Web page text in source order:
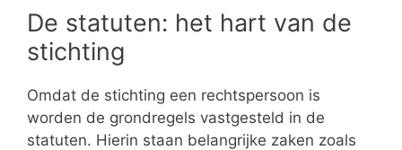
De statuten: het hart van de
stichting
Omdat de stichting een rechtspersoon is
worden de grondregels vastgesteld in de
statuten. Hierin staan belangrijke zaken zoals